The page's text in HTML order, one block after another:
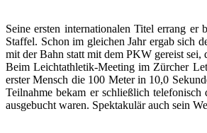
Seine ersten internationalen Titel errang
Staffel. Schon im gleichen Jahr ergab sich
mit der Bahn statt mit dem PKW gereist
Beim Leichtathletik-Meeting im Zürcher
erster Mensch die 100 Meter in 10,0
Teilnahme bekam er schließlich
ausgebucht waren. Spektakulär auch sein